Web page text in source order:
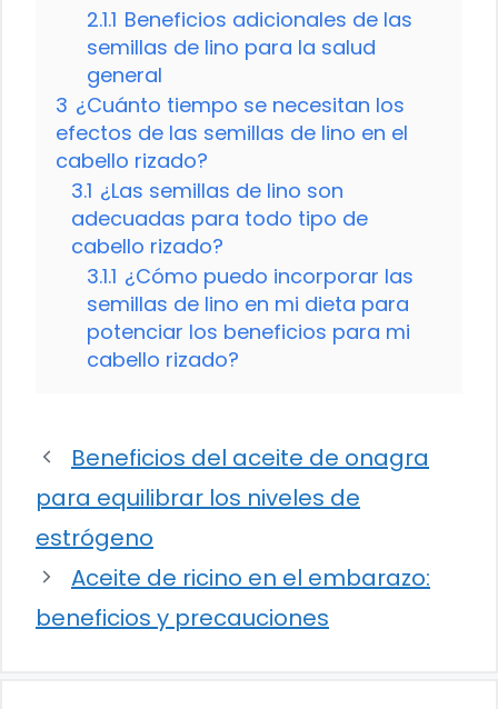
2.1.1 Beneficios adicionales de las
semillas de lino para la salud
general
3 ¿Cuánto tiempo se necesitan los
efectos de las semillas de lino en el
cabello rizado?
3.1 ¿Las semillas de lino son
adecuadas para todo tipo de
cabello rizado?
3.1.1 ¿Cómo puedo incorporar las
semillas de lino en mi dieta para
potenciar los beneficios para mi
cabello rizado?
Beneficios del aceite de onagra
para equilibrar los niveles de
estrógeno
Aceite de ricino en el embarazo:
beneficios y precauciones